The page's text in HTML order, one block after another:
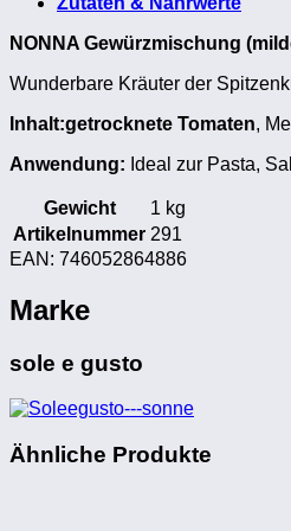
NONNA Gewürzmischung
Wunderbare Kräuter der
Inhalt:getrocknete Tomaten,
Anwendung: Ideal zur Pasta,
Gewicht
1 kg
Artikelnummer 291
EAN: 746052864886
Marke
sole e gusto
Ähnliche Produkte